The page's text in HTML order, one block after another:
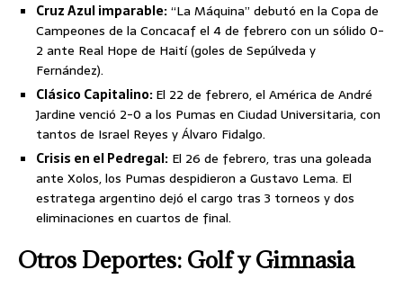
Cruz Azul imparable:“La Máquina” debutó en la Copa de
Campeones de la Concacaf el 4 de febrero con un sólido 0-
2 ante Real Hope de Haití (goles de Sepúlveda y
Fernández).
Clásico Capitalino:El 22 de febrero, el América de André
Jardine venció 2-0 a los Pumas en Ciudad Universitaria, con
tantos de Israel Reyes y Álvaro Fidalgo.
Crisis en el Pedregal: El 26 de febrero, tras una goleada
ante Xolos, los Pumas despidieron a Gustavo Lema. El
estratega argentino dejó el cargo tras 3 torneos y dos
eliminaciones en cuartos de final.
Otros Deportes: Golf y Gimnasia